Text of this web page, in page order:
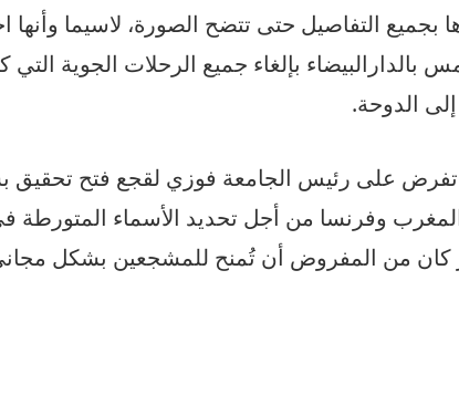
بجميع التفاصيل حتى تتضح الصورة، لاسيما وأنها
بإلغاء جميع الرحلات الجوية التي
الدوحة.
تفرض على رئيس الجامعة فوزي لقجع فتح تحقيق
وفرنسا من أجل تحديد الأسماء المتورطة
كان من المفروض أن تُمنح للمشجعين بشكل